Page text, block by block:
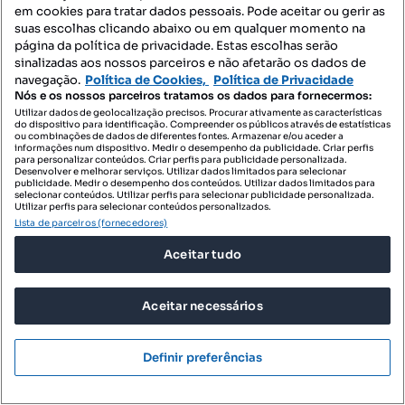
Preço por metro quadrado
700 m²
Zome Maia
Profissional
em cookies para tratar dados pessoais. Pode aceitar ou gerir as
suas escolhas clicando abaixo ou em qualquer momento na
página da política de privacidade. Estas escolhas serão
sinalizadas aos nossos parceiros e não afetarão os dados de
navegação. Política de Cookies, Política de Privacidade
Nós e os nossos parceiros tratamos os dados para fornecermos:
Utilizar dados de geolocalização precisos. Procurar ativamente as características
do dispositivo para identificação. Compreender os públicos através de estatísticas
ou combinações de dados de diferentes fontes. Armazenar e/ou aceder a
informações num dispositivo. Medir o desempenho da publicidade. Criar perfis
para personalizar conteúdos. Criar perfis para publicidade personalizada.
Desenvolver e melhorar serviços. Utilizar dados limitados para selecionar
publicidade. Medir o desempenho dos conteúdos. Utilizar dados limitados para
selecionar conteúdos. Utilizar perfis para selecionar publicidade personalizada.
Utilizar perfis para selecionar conteúdos personalizados.
Lista de parceiros (fornecedores)
Aceitar tudo
Aceitar necessários
Definir preferências